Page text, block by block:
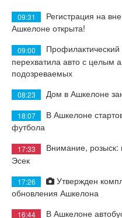
09:31
Регистрация на
Ашкелоне открыта!
09:00
перехватила авто с целым
подозреваемых
08:23 Дом в Ашкелоне
18:07
В Ашкелоне
футбола
17:33
Внимание, розыск:
Эсек
17:26
Утвержден
обновления Ашкелона
16:44 В Ашкелоне